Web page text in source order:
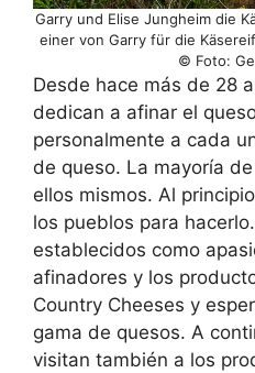
Garry und Elise Jungheim die
einer von Garry für die
© Foto:
Desde hace más de 28
dedican a afinar el
personalmente a cada
de queso. La mayoría
ellos mismos. Al
los pueblos para
establecidos como
afinadores y los
Country Cheeses y
gama de quesos. A
visitan también a los